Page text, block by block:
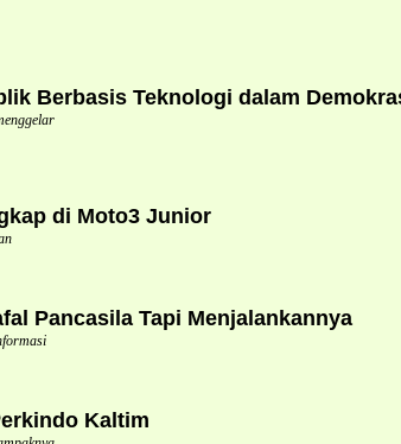
Berbasis Teknologi dalam
di Moto3 Junior
Pancasila Tapi Menjalankannya
Kaltim